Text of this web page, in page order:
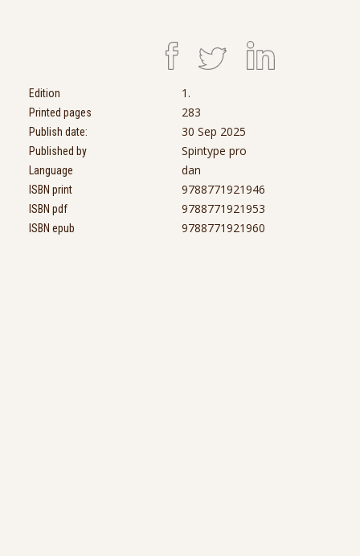
Edition 1.
Printed pages 283
Publish date: 30 Sep 2025
Published by Spintype pro
Language dan
ISBN print 9788771921946
ISBN pdf 9788771921953
ISBN epub 9788771921960